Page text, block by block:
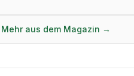
Mehr aus dem Magazin →